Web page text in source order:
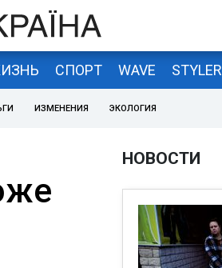
СПОРТ WAVE STYLER
ИЗМЕНЕНИЯ ЭКОЛОГИЯ
НОВОСТИ